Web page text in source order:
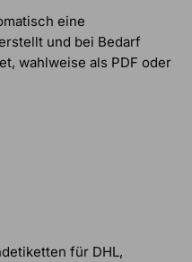
eine
und bei Bedarf
wahlweise als PDF oder
für DHL,